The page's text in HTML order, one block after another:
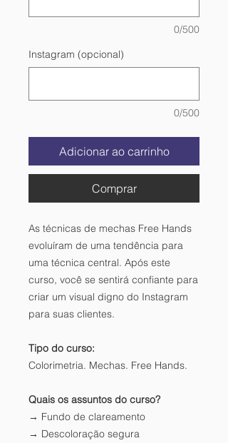
0/500
Instagram (opcional)
0/500
Adicionar ao carrinho
Comprar
As técnicas de mechas Free Hands
evoluíram de uma tendência para
uma técnica central. Após este
curso, você se sentirá confiante para
criar um visual digno do Instagram
para suas clientes.
Tipo do curso:
Colorimetria. Mechas. Free Hands.
Quais os assuntos do curso?
→ Fundo de clareamento
→ Descoloração segura